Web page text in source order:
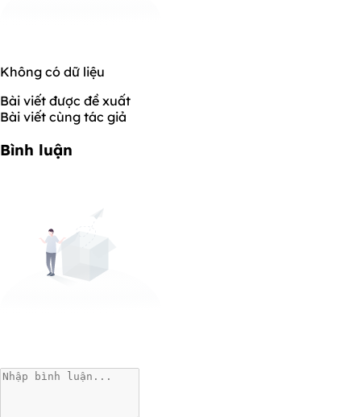
Không có dữ liệu
Bài viết được đề xuất
Bài viết cùng tác giả
Bình luận